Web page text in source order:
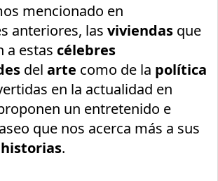
mencionado en
anteriores, lasviviendas que
a estas célebres
delarte como de la política
en la actualidad en
un entretenido e
que nos acerca más a sus
historias.